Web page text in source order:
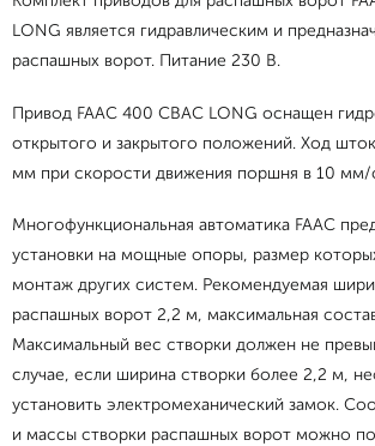
LONG является гидравлическим и
распашных ворот. Питание 230 В.
Привод FAAC 400 CBAC LONG оснащен
открытого и закрытого положений. Ход
мм при скорости движения поршня в 10 мм/
Многофункциональная автоматика FAAC
установки на мощные опоры, размер
монтаж других систем. Рекомендуемая
распашных ворот 2,2 м, максимальная
Максимальный вес створки должен не
случае, если ширина створки более 2,2 м,
установить электромеханический замок.
и массы створки распашных ворот можно